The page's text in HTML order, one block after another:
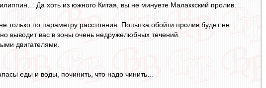
Да хоть из южного Китая, вы не минуете Малаккский пролив.
по параметру расстояния. Попытка обойти пролив будет не
выводит вас в зоны очень недружелюбных течений.
двигателями.
еды и воды, починить, что надо чинить…